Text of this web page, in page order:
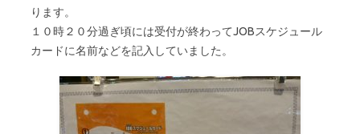
ります。
１０時２０分過ぎ頃には受付が終わってJOBスケジュール
カードに名前などを記入していました。